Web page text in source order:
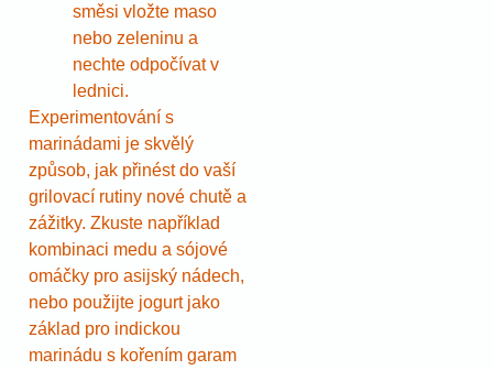
směsi vložte maso
nebo zeleninu a
nechte odpočívat v
lednici.
Experimentování s
marinádami je skvělý
způsob, jak přinést do vaší
grilovací rutiny nové chutě a
zážitky. Zkuste například
kombinaci medu a sójové
omáčky pro asijský nádech,
nebo použijte jogurt jako
základ pro indickou
marinádu s kořením garam